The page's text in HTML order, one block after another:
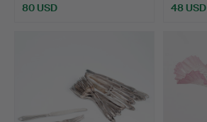
80 USD 48 USD